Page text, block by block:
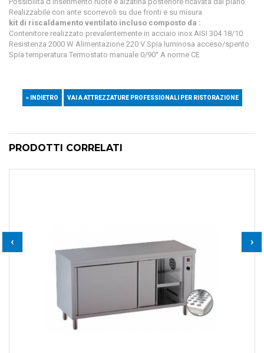
Realizzabile con ante scorrevoli su due fronti e su misura
kit di riscaldamento ventilato incluso composto da :
Contenitore realizzato prevalentemente in acciaio inox AISI 304 18/10
Resistenza 2000 W Alimentazione 220 V Spia luminosa acceso/spento
Spia temperatura Termostato manuale 0/90° A norme CE
« INDIETRO VAI A ATTREZZATURE PROFESSIONALI PER RISTORAZIONE
PRODOTTI CORRELATI
‹ ›